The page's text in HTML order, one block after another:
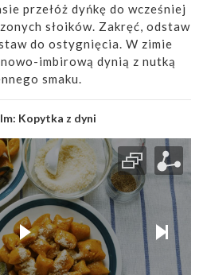
przełóż dyńkę do wcześniej
słoików. Zakręć, odstaw
do ostygnięcia. W zimie
imbirową dynią z nutką
smaku.
Kopytka z dyni